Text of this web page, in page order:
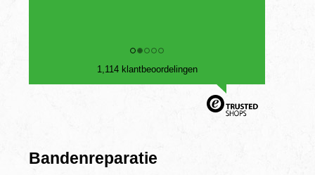
1,114 klantbeoordelingen
Bandenreparatie